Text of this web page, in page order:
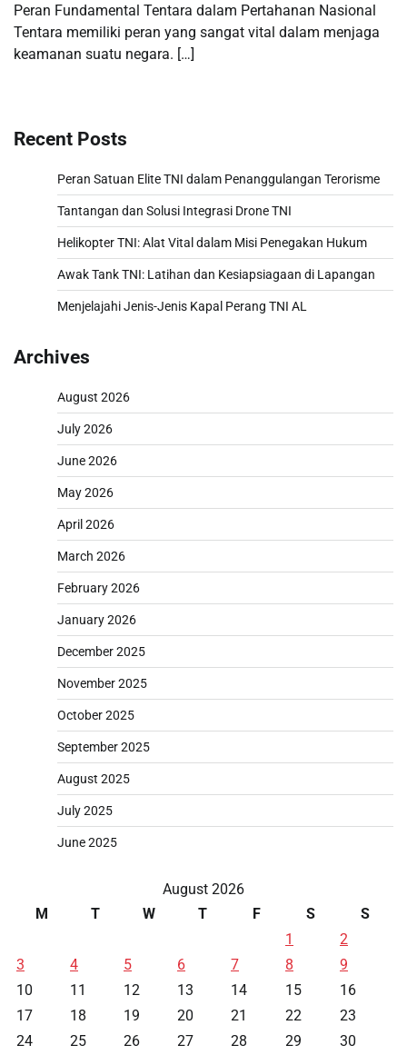
Peran Fundamental Tentara dalam Pertahanan Nasional
Tentara memiliki peran yang sangat vital dalam menjaga
keamanan suatu negara. […]
Recent Posts
Peran Satuan Elite TNI dalam Penanggulangan Terorisme
Tantangan dan Solusi Integrasi Drone TNI
Helikopter TNI: Alat Vital dalam Misi Penegakan Hukum
Awak Tank TNI: Latihan dan Kesiapsiagaan di Lapangan
Menjelajahi Jenis-Jenis Kapal Perang TNI AL
Archives
August 2026
July 2026
June 2026
May 2026
April 2026
March 2026
February 2026
January 2026
December 2025
November 2025
October 2025
September 2025
August 2025
July 2025
June 2025
August 2026
M
T W T F S
S
1
2
3
4 5 6 7 8
9
10
11 12 13 14 15
16
17
18 19 20 21 22
23
24
25 26 27 28 29
30